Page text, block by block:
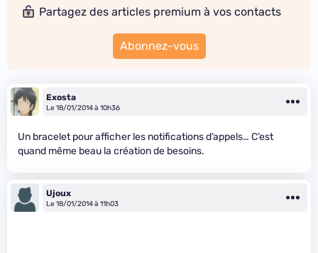
Partagez des articles premium à vos contacts
Abonnez-vous
Exosta
Le 18/01/2014 à 10h36
Un bracelet pour afficher les notifications d’appels… C’est
quand même beau la création de besoins.
Ujoux
Le 18/01/2014 à 11h03